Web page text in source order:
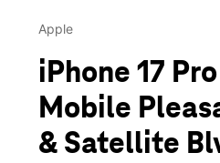
Mié.:
2161 Pleasant Hill Rd 101
Apple
iPhone 17 Pro
Mobile
& Satellite